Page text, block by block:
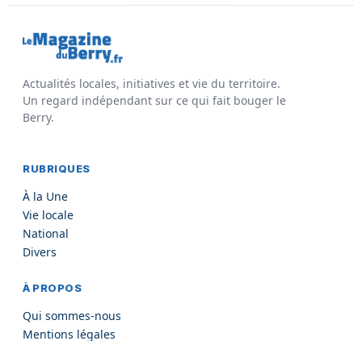
Actualités locales, initiatives et vie du territoire.
Un regard indépendant sur ce qui fait bouger le
Berry.
RUBRIQUES
À la Une
Vie locale
National
Divers
À PROPOS
Qui sommes-nous
Mentions légales